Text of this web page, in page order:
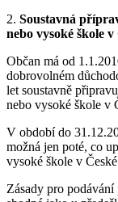
2. Soustavná
nebo vysoké škole
Občan má od
dobrovolném
let soustavně
nebo vysoké škole v
V období do
možná jen poté, co
vysoké škole v
Zásady pro